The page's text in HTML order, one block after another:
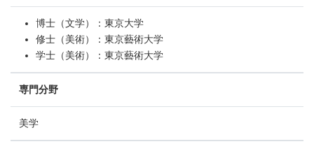
博士（文学）：東京大学
修士（美術）：東京藝術大学
学士（美術）：東京藝術大学
専門分野
美学